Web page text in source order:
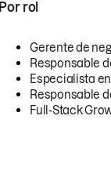
Por rol
Gerente de
Responsable
Especialista en
Responsable
Full-Stack